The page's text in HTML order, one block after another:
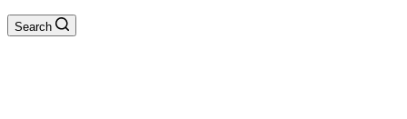
Search